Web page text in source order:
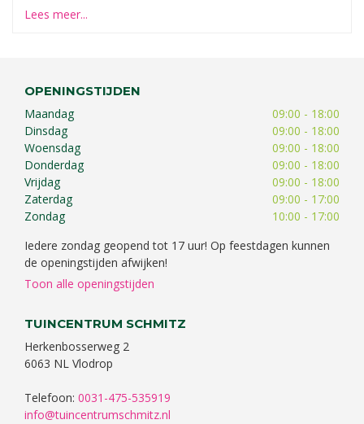
Lees meer...
OPENINGSTIJDEN
Maandag
09:00 - 18:00
Dinsdag
09:00 - 18:00
Woensdag
09:00 - 18:00
Donderdag
09:00 - 18:00
Vrijdag
09:00 - 18:00
Zaterdag
09:00 - 17:00
Zondag
10:00 - 17:00
Iedere zondag geopend tot 17 uur! Op feestdagen kunnen
de openingstijden afwijken!
Toon alle openingstijden
TUINCENTRUM SCHMITZ
Herkenbosserweg 2
6063 NL Vlodrop
Telefoon: 0031-475-535919
info@tuincentrumschmitz.nl